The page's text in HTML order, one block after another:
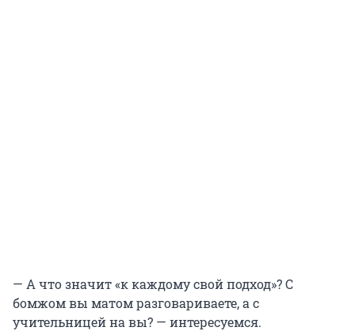
— А что значит «к каждому свой подход»? С
бомжом вы матом разговариваете, а с
учительницей на вы? — интересуемся.